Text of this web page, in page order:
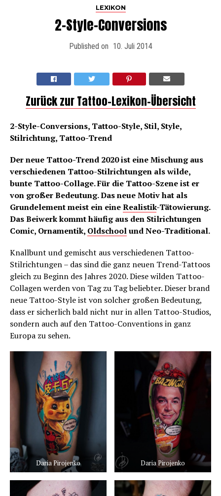
LEXIKON
2-Style-Conversions
Published on 10. Juli 2014
Zurück zur Tattoo-Lexikon-Übersicht
2-Style-Conversions, Tattoo-Style, Stil, Style,
Stilrichtung, Tattoo-Trend
Der neue Tattoo-Trend 2020 ist eine Mischung aus
verschiedenen Tattoo-Stilrichtungen als wilde,
bunte Tattoo-Collage. Für die Tattoo-Szene ist er
von großer Bedeutung. Das neue Motiv hat als
Grundelement meist ein eineRealistik-Tätowierung.
Das Beiwerk kommt häufig aus den Stilrichtungen
Comic, Ornamentik, Oldschoolund Neo-Traditional.
Knallbunt und gemischt aus verschiedenen Tattoo-
Stilrichtungen – das sind die ganz neuen Trend-Tattoos
gleich zu Beginn des Jahres 2020. Diese wilden Tattoo-
Collagen werden von Tag zu Tag beliebter. Dieser brand
neue Tattoo-Style ist von solcher großen Bedeutung,
dass er sicherlich bald nicht nur in allen Tattoo-Studios,
sondern auch auf den Tattoo-Conventions in ganz
Europa zu sehen.
Daria Pirojenko Daria Pirojenko